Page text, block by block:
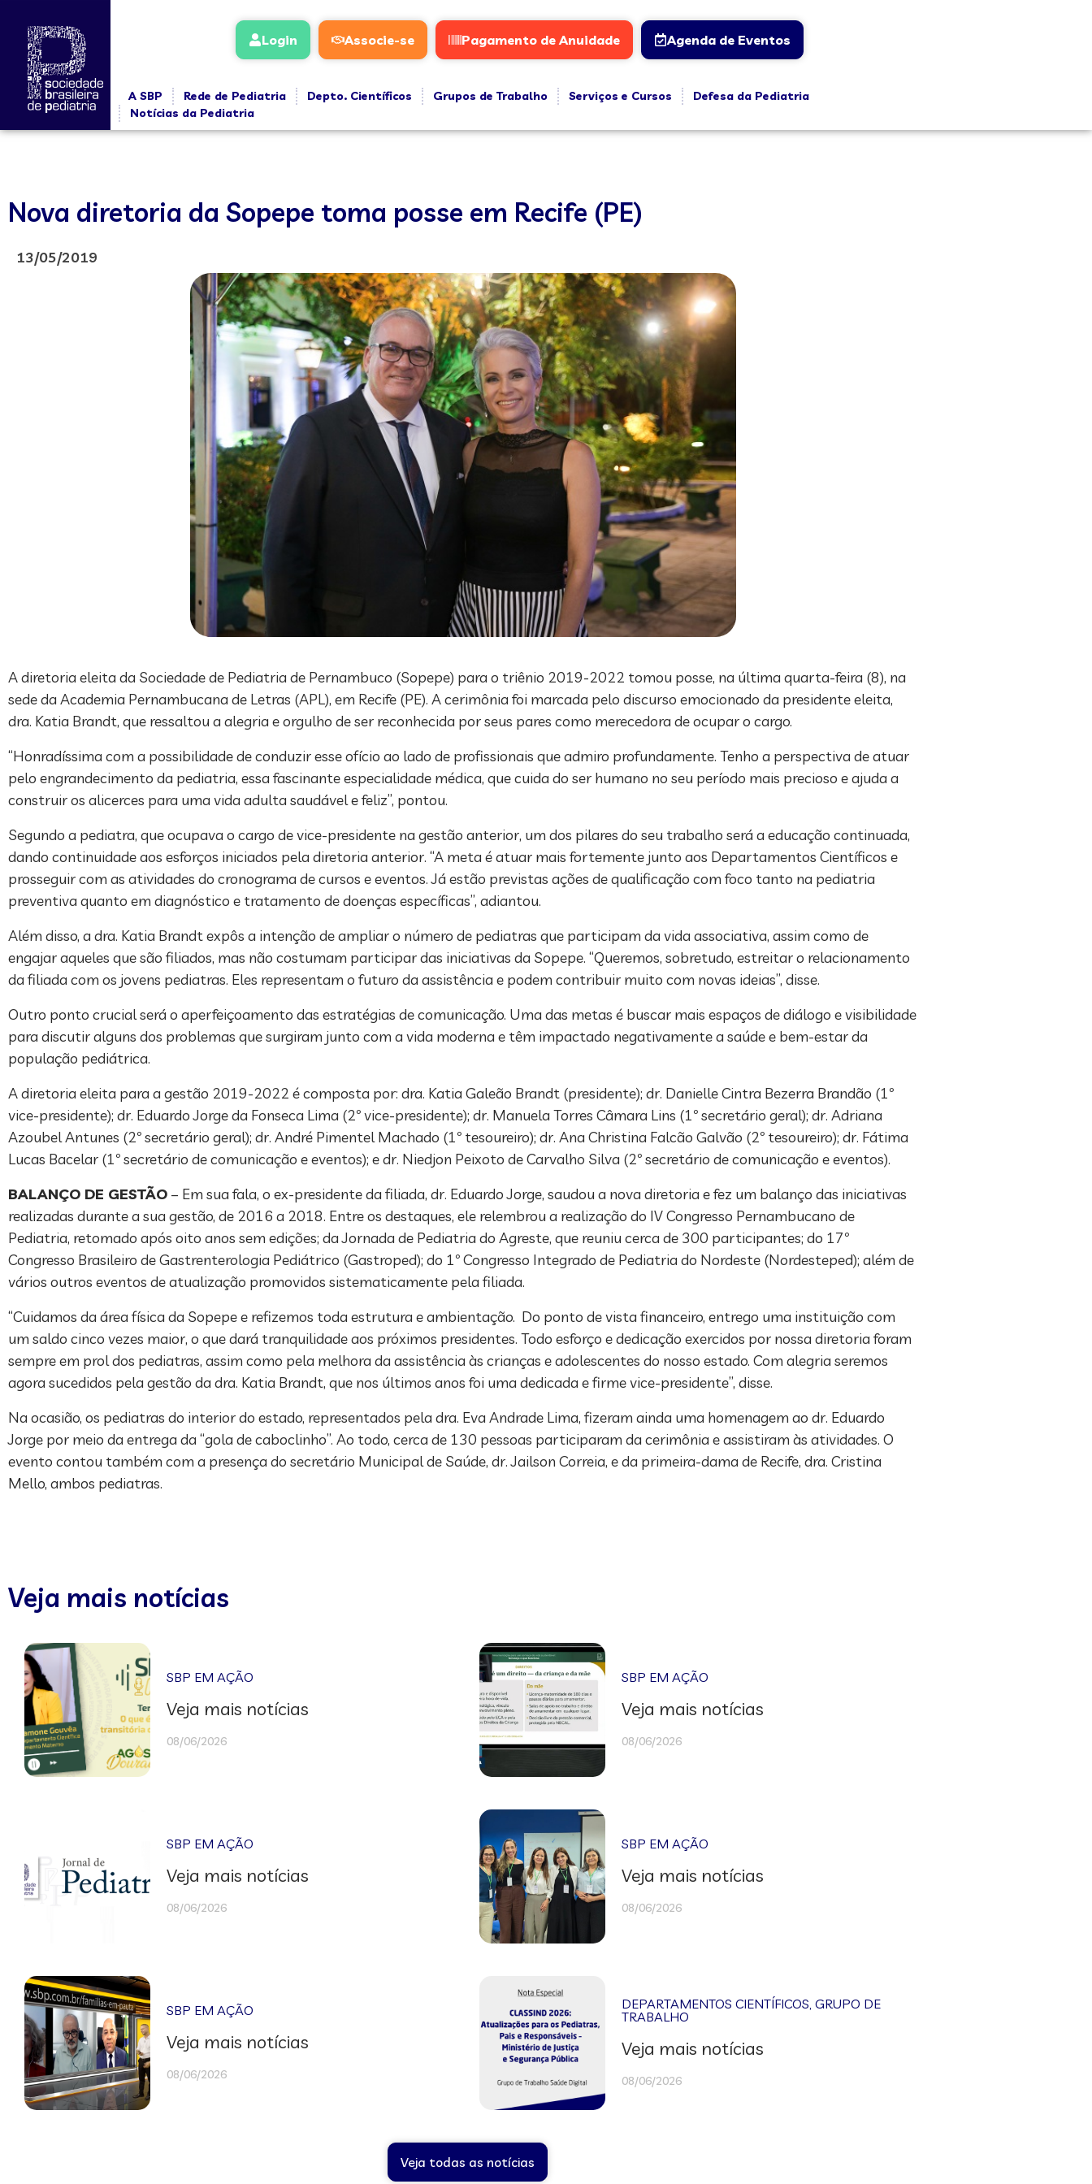
Login Associe-se Pagamento de Anuidade Agenda de Eventos
A SBP Rede de Pediatria Depto. Científicos Grupos de Trabalho Serviços e Cursos
Defesa da Pediatria
Notícias da Pediatria
Nova diretoria da Sopepe toma posse em Recife (PE)
13/05/2019
A diretoria eleita da Sociedade de Pediatria de Pernambuco (Sopepe) para o triênio 2019-2022 tomou posse, na última quarta-feira (8), na
sede da Academia Pernambucana de Letras (APL), em Recife (PE). A cerimônia foi marcada pelo discurso emocionado da presidente eleita,
dra. Katia Brandt, que ressaltou a alegria e orgulho de ser reconhecida por seus pares como merecedora de ocupar o cargo.
“Honradíssima com a possibilidade de conduzir esse ofício ao lado de profissionais que admiro profundamente. Tenho a perspectiva de atuar
pelo engrandecimento da pediatria, essa fascinante especialidade médica, que cuida do ser humano no seu período mais precioso e ajuda a
construir os alicerces para uma vida adulta saudável e feliz”, pontou.
Segundo a pediatra, que ocupava o cargo de vice-presidente na gestão anterior, um dos pilares do seu trabalho será a educação continuada,
dando continuidade aos esforços iniciados pela diretoria anterior. “A meta é atuar mais fortemente junto aos Departamentos Científicos e
prosseguir com as atividades do cronograma de cursos e eventos. Já estão previstas ações de qualificação com foco tanto na pediatria
preventiva quanto em diagnóstico e tratamento de doenças específicas”, adiantou.
Além disso, a dra. Katia Brandt expôs a intenção de ampliar o número de pediatras que participam da vida associativa, assim como de
engajar aqueles que são filiados, mas não costumam participar das iniciativas da Sopepe. “Queremos, sobretudo, estreitar o relacionamento
da filiada com os jovens pediatras. Eles representam o futuro da assistência e podem contribuir muito com novas ideias”, disse.
Outro ponto crucial será o aperfeiçoamento das estratégias de comunicação. Uma das metas é buscar mais espaços de diálogo e visibilidade
para discutir alguns dos problemas que surgiram junto com a vida moderna e têm impactado negativamente a saúde e bem-estar da
população pediátrica.
A diretoria eleita para a gestão 2019-2022 é composta por: dra. Katia Galeão Brandt (presidente); dr. Danielle Cintra Bezerra Brandão (1º
vice-presidente); dr. Eduardo Jorge da Fonseca Lima (2º vice-presidente); dr. Manuela Torres Câmara Lins (1º secretário geral); dr. Adriana
Azoubel Antunes (2º secretário geral); dr. André Pimentel Machado (1º tesoureiro); dr. Ana Christina Falcão Galvão (2º tesoureiro); dr. Fátima
Lucas Bacelar (1º secretário de comunicação e eventos); e dr. Niedjon Peixoto de Carvalho Silva (2º secretário de comunicação e eventos).
BALANÇO DE GESTÃO – Em sua fala, o ex-presidente da filiada, dr. Eduardo Jorge, saudou a nova diretoria e fez um balanço das iniciativas
realizadas durante a sua gestão, de 2016 a 2018. Entre os destaques, ele relembrou a realização do IV Congresso Pernambucano de
Pediatria, retomado após oito anos sem edições; da Jornada de Pediatria do Agreste, que reuniu cerca de 300 participantes; do 17º
Congresso Brasileiro de Gastrenterologia Pediátrico (Gastroped); do 1º Congresso Integrado de Pediatria do Nordeste (Nordesteped); além de
vários outros eventos de atualização promovidos sistematicamente pela filiada.
“Cuidamos da área física da Sopepe e refizemos toda estrutura e ambientação. Do ponto de vista financeiro, entrego uma instituição com
um saldo cinco vezes maior, o que dará tranquilidade aos próximos presidentes. Todo esforço e dedicação exercidos por nossa diretoria foram
sempre em prol dos pediatras, assim como pela melhora da assistência às crianças e adolescentes do nosso estado. Com alegria seremos
agora sucedidos pela gestão da dra. Katia Brandt, que nos últimos anos foi uma dedicada e firme vice-presidente”, disse.
Na ocasião, os pediatras do interior do estado, representados pela dra. Eva Andrade Lima, fizeram ainda uma homenagem ao dr. Eduardo
Jorge por meio da entrega da “gola de caboclinho”. Ao todo, cerca de 130 pessoas participaram da cerimônia e assistiram às atividades. O
evento contou também com a presença do secretário Municipal de Saúde, dr. Jailson Correia, e da primeira-dama de Recife, dra. Cristina
Mello, ambos pediatras.
Veja mais notícias
SBP EM AÇÃO
Veja mais notícias
08/06/2026
SBP EM AÇÃO
Veja mais notícias
08/06/2026
SBP EM AÇÃO
Veja mais notícias
08/06/2026
SBP EM AÇÃO
Veja mais notícias
08/06/2026
SBP EM AÇÃO
Veja mais notícias
08/06/2026
DEPARTAMENTOS CIENTÍFICOS,GRUPO DE
TRABALHO
Veja mais notícias
08/06/2026
Veja todas as notícias